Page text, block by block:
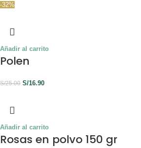
-32%
Añadir al carrito
Polen
S/25.00 S/16.90
Añadir al carrito
Rosas en polvo 150 gr